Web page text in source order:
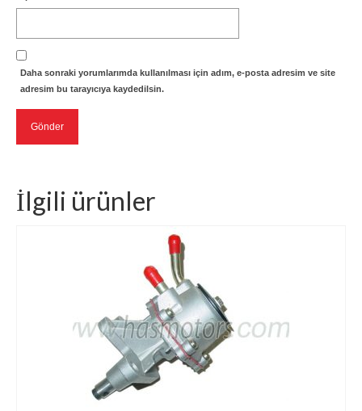
Daha sonraki yorumlarımda kullanılması için adım, e-posta adresim ve site
adresim bu tarayıcıya kaydedilsin.
İlgili ürünler